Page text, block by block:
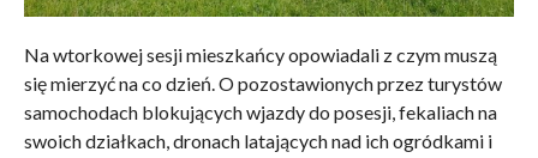
Na wtorkowej sesji mieszkańcy opowiadali z czym muszą
się mierzyć na co dzień. O pozostawionych przez turystów
samochodach blokujących wjazdy do posesji, fekaliach na
swoich działkach, dronach latających nad ich ogródkami i